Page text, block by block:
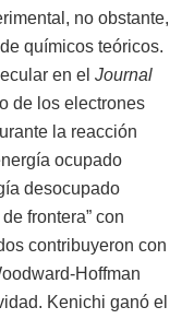
no obstante,
químicos teóricos.
en el Journal
de los electrones
la reacción
ocupado
desocupado
frontera” con
contribuyeron con
Hoffman
Kenichi ganó el